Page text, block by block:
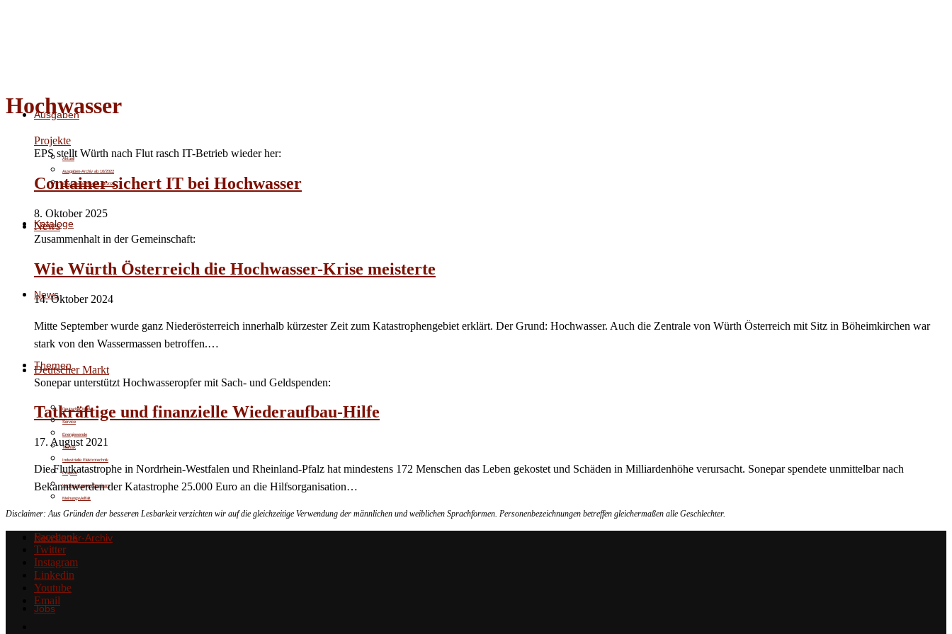
Ausgaben
Aktuell
Ausgaben-Archiv ab 10/2022
Ausgaben-Archiv bis 09/2022
Kataloge
News
Themen
Deutscher Markt
Service
Energiewende
Technik
Industrielle Elektrotechnik
Projekte
Veranstaltungen/Seminare
Meinungsvielfalt
Newsletter-Archiv
Jobs
Hochwasser
Projekte
EPS stellt Würth nach Flut rasch IT-Betrieb wieder her:
Container sichert IT bei Hochwasser
8. Oktober 2025
News
Zusammenhalt in der Gemeinschaft:
Wie Würth Österreich die Hochwasser-Krise meisterte
14. Oktober 2024
Mitte September wurde ganz Niederösterreich innerhalb kürzester Zeit zum Katastrophengebiet erklärt. Der Grund: Hochwasser. Auch die Zentrale von Würth Österreich mit Sitz in Böheimkirchen war
stark von den Wassermassen betroffen.…
Deutscher Markt
Sonepar unterstützt Hochwasseropfer mit Sach- und Geldspenden:
Tatkräftige und finanzielle Wiederaufbau-Hilfe
17. August 2021
Die Flutkatastrophe in Nordrhein-Westfalen und Rheinland-Pfalz hat mindestens 172 Menschen das Leben gekostet und Schäden in Milliardenhöhe verursacht. Sonepar spendete unmittelbar nach
Bekanntwerden der Katastrophe 25.000 Euro an die Hilfsorganisation…
Disclaimer: Aus Gründen der besseren Lesbarkeit verzichten wir auf die gleichzeitige Verwendung der männlichen und weiblichen Sprachformen. Personenbezeichnungen betreffen gleichermaßen alle Geschlechter.
Facebook
Twitter
Instagram
Linkedin
Youtube
Email